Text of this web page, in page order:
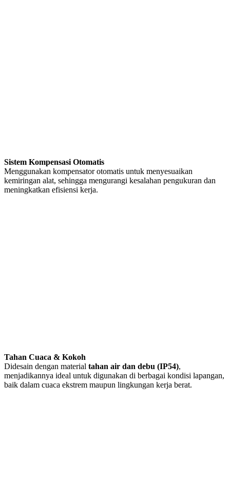
Sistem Kompensasi Otomatis
Menggunakan kompensator otomatis untuk menyesuaikan
kemiringan alat, sehingga mengurangi kesalahan pengukuran dan
meningkatkan efisiensi kerja.
Tahan Cuaca & Kokoh
Didesain dengan material tahan air dan debu (IP54),
menjadikannya ideal untuk digunakan di berbagai kondisi lapangan,
baik dalam cuaca ekstrem maupun lingkungan kerja berat.